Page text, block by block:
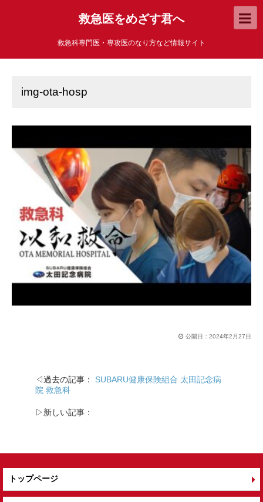
救急医をめざす君へ
救急科専門医・専攻医のなり方など情報サイト
img-ota-hosp
公開日： 2024年2月27日
◁過去の記事： SUBARU健康保険組合 太田記念病
院 救急科
▷新しい記事：
トップページ